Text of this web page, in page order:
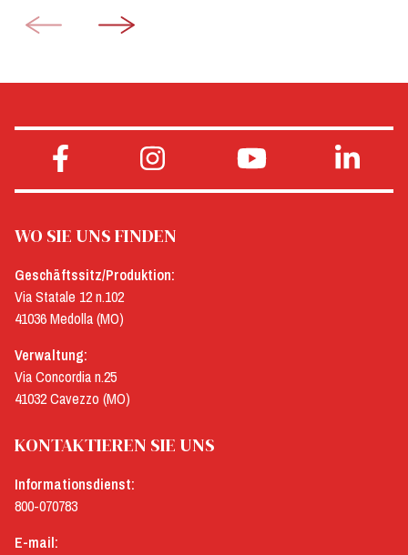
WO SIE UNS FINDEN
Geschäftssitz/Produktion:
Via Statale 12 n.102
41036 Medolla (MO)
Verwaltung:
Via Concordia n.25
41032 Cavezzo (MO)
KONTAKTIEREN SIE UNS
Informationsdienst:
800-070783
E-mail: